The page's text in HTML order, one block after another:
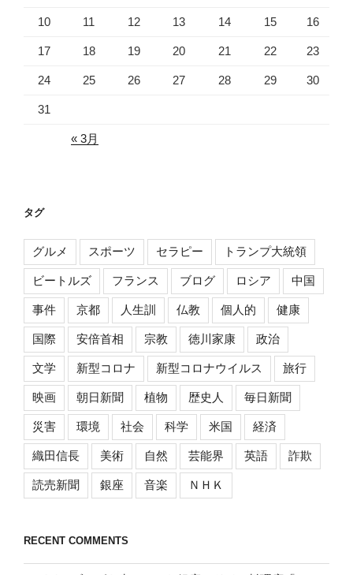
10 11 12 13 14 15 16
17 18 19 20 21 22 23
24 25 26 27 28 29 30
31
« 3月
タグ
グルメ スポーツ セラピー トランプ大統領
ビートルズ フランス ブログ ロシア 中国
事件 京都 人生訓 仏教 個人的 健康
国際 安倍首相 宗教 徳川家康 政治
文学 新型コロナ 新型コロナウイルス 旅行
映画 朝日新聞 植物 歴史人 毎日新聞
災害 環境 社会 科学 米国 経済
織田信長 美術 自然 芸能界 英語 詐欺
読売新聞 銀座 音楽 ＮＨＫ
RECENT COMMENTS